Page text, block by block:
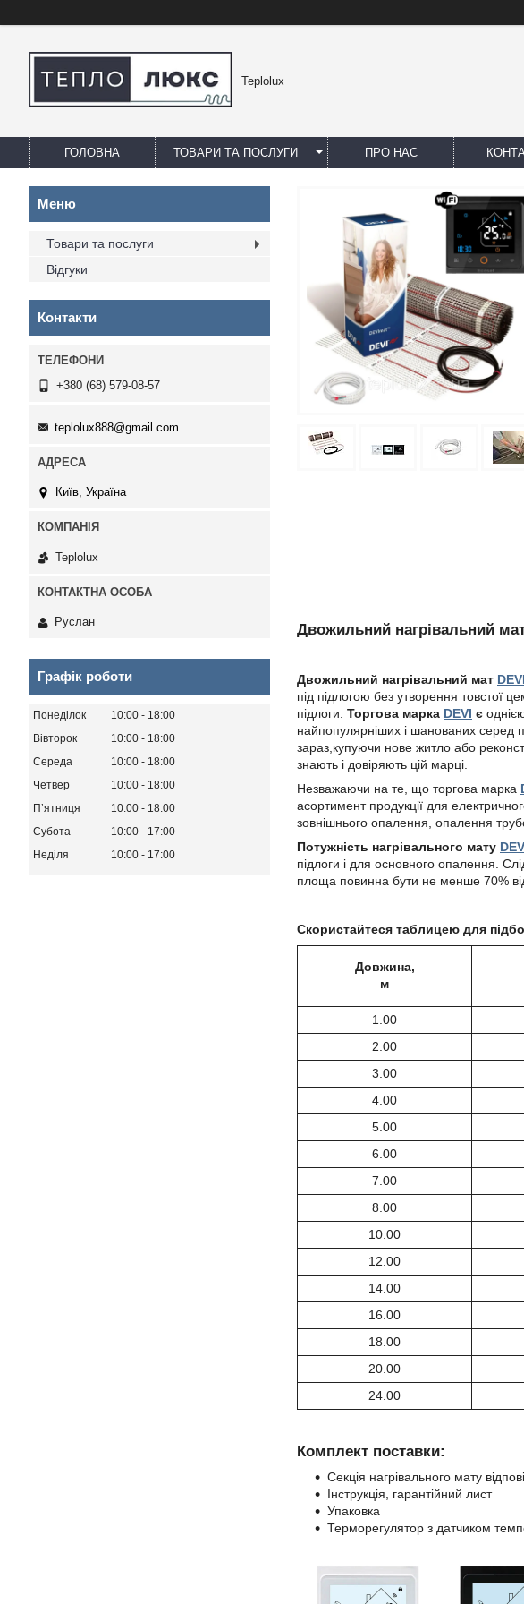
Teplolux
ГОЛОВНА ТОВАРИ ТА ПОСЛУГИ ПРО НАС
Двожильний нагрівальний
Двожильний нагрівальний мат DEVI
під підлогою без утворення товстої
підлоги. Торгова марка DEVI є
найпопулярніших і шанованих серед
зараз,купуючи нове житло або
знають і довіряють цій марці.
Незважаючи на те, що торгова марка
асортимент продукції для
зовнішнього опалення, опалення
Потужність нагрівального мату
підлоги і для основного опалення.
площа повинна бути не менше 70% від
Скористайтеся таблицею для
Довжина,
м
1.00
2.00
3.00
4.00
5.00
6.00
7.00
8.00
10.00
12.00
14.00
16.00
18.00
20.00
24.00
Комплект поставки:
Секція нагрівального мату
Інструкція, гарантійний лист
Упаковка
Терморегулятор з датчиком
Товари та послуги
Відгуки
Контакти
+380 (68) 579-08-57
teplolux888@gmail.com
Київ, Україна
Teplolux
Руслан
Графік роботи
Понеділок 10:00
18:00
Вівторок
10:00
18:00
Середа
10:00
18:00
Четвер
10:00
18:00
Пʼятниця
10:00
18:00
Субота
10:00
17:00
Неділя
10:00 17:00